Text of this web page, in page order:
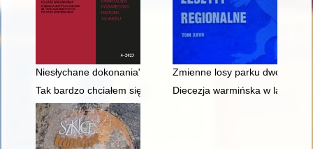
Niesłychane dokonania" : Przyczynek źródłowy do relacji
Zmienne losy parku
Tak bardzo chciałem się uczyć : wspomnienie o druhu
Diecezja warmińska w latach